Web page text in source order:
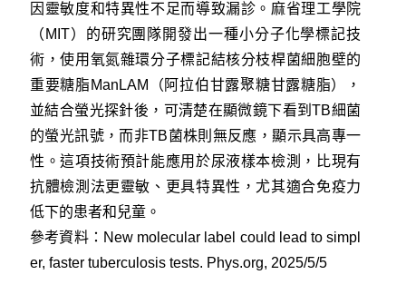
因靈敏度和特異性不足而導致漏診。麻省理工學院
（MIT）的研究團隊開發出一種小分子化學標記技
術，使用氧氮雜環分子標記結核分枝桿菌細胞壁的
重要糖脂ManLAM（阿拉伯甘露聚糖甘露糖脂），
並結合螢光探針後，可清楚在顯微鏡下看到TB細菌
的螢光訊號，而非TB菌株則無反應，顯示具高專一
性。這項技術預計能應用於尿液樣本檢測，比現有
抗體檢測法更靈敏、更具特異性，尤其適合免疫力
低下的患者和兒童。
參考資料： New molecular label could lead to simpl
er, faster tuberculosis tests. Phys.org, 2025/5/5